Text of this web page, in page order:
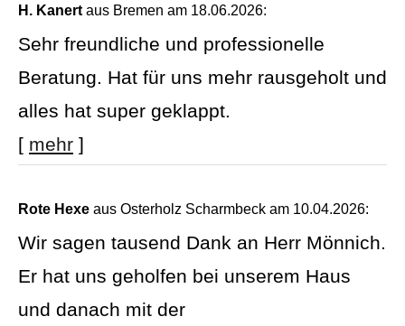
H. Kanert aus Bremen am 18.06.2026:
Sehr freundliche und professionelle
Beratung. Hat für uns mehr rausgeholt und
alles hat super geklappt.
[ mehr ]
Rote Hexe aus Osterholz Scharmbeck am 10.04.2026:
Wir sagen tausend Dank an Herr Mönnich.
Er hat uns geholfen bei unserem Haus
und danach mit der